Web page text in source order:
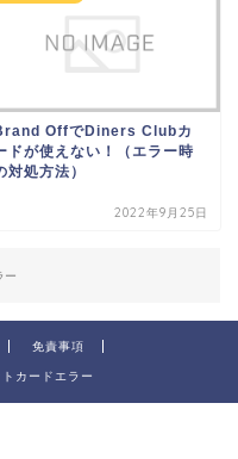
OffでDiners Clubカ
ドが使えない！（エラー時
対処方法）
2022年9月25日
ー
免責事項
カードエラー